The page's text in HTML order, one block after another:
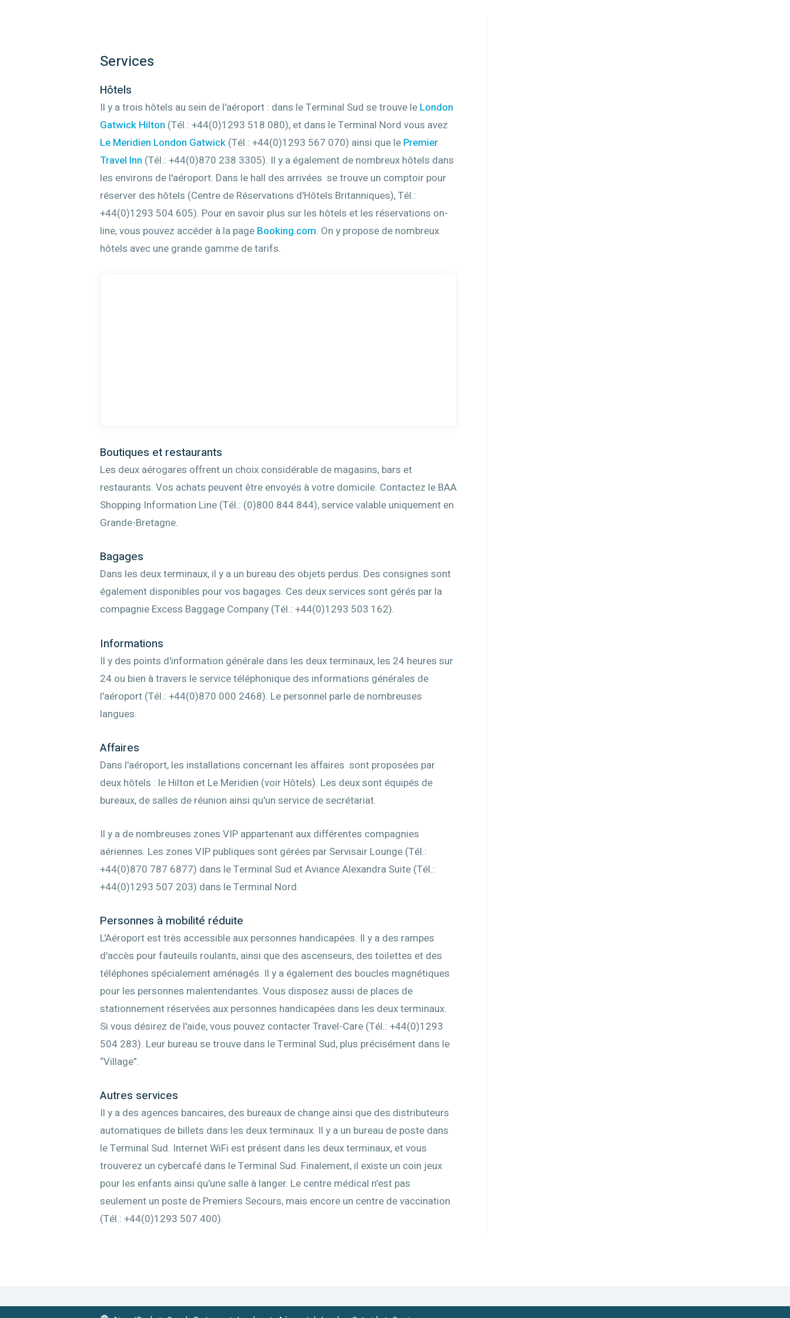
Services
Hôtels
Il y a trois hôtels au sein de l'aéroport : dans le Terminal Sud se trouve le London
Gatwick Hilton (Tél.: +44(0)1293 518 080), et dans le Terminal Nord vous avez
Le Meridien London Gatwick (Tél.: +44(0)1293 567 070) ainsi que le Premier
Travel Inn (Tél.: +44(0)870 238 3305). Il y a également de nombreux hôtels dans
les environs de l'aéroport. Dans le hall des arrivées se trouve un comptoir pour
réserver des hôtels (Centre de Réservations d'Hôtels Britanniques), Tél.:
+44(0)1293 504 605). Pour en savoir plus sur les hôtels et les réservations on-
line, vous pouvez accéder à la page Booking.com. On y propose de nombreux
hôtels avec une grande gamme de tarifs.
Boutiques et restaurants
Les deux aérogares offrent un choix considérable de magasins, bars et
restaurants. Vos achats peuvent être envoyés à votre domicile. Contactez le BAA
Shopping Information Line (Tél.: (0)800 844 844), service valable uniquement en
Grande-Bretagne.
Bagages
Dans les deux terminaux, il y a un bureau des objets perdus. Des consignes sont
également disponibles pour vos bagages. Ces deux services sont gérés par la
compagnie Excess Baggage Company (Tél.: +44(0)1293 503 162).
Informations
Il y des points d'information générale dans les deux terminaux, les 24 heures sur
24 ou bien à travers le service téléphonique des informations générales de
l'aéroport (Tél.: +44(0)870 000 2468). Le personnel parle de nombreuses
langues.
Affaires
Dans l'aéroport, les installations concernant les affaires sont proposées par
deux hôtels : le Hilton et Le Meridien (voir Hôtels). Les deux sont équipés de
bureaux, de salles de réunion ainsi qu'un service de secrétariat.
Il y a de nombreuses zones VIP appartenant aux différentes compagnies
aériennes. Les zones VIP publiques sont gérées par Servisair Lounge (Tél.:
+44(0)870 787 6877) dans le Terminal Sud et Aviance Alexandra Suite (Tél.:
+44(0)1293 507 203) dans le Terminal Nord.
Personnes à mobilité réduite
L'Aéroport est très accessible aux personnes handicapées. Il y a des rampes
d'accès pour fauteuils roulants, ainsi que des ascenseurs, des toilettes et des
téléphones spécialement aménagés. Il y a également des boucles magnétiques
pour les personnes malentendantes. Vous disposez aussi de places de
stationnement réservées aux personnes handicapées dans les deux terminaux.
Si vous désirez de l'aide, vous pouvez contacter Travel-Care (Tél.: +44(0)1293
504 283). Leur bureau se trouve dans le Terminal Sud, plus précisément dans le
“Village”.
Autres services
Il y a des agences bancaires, des bureaux de change ainsi que des distributeurs
automatiques de billets dans les deux terminaux. Il y a un bureau de poste dans
le Terminal Sud. Internet WiFi est présent dans les deux terminaux, et vous
trouverez un cybercafé dans le Terminal Sud. Finalement, il existe un coin jeux
pour les enfants ainsi qu'une salle à langer. Le centre médical n'est pas
seulement un poste de Premiers Secours, mais encore un centre de vaccination
(Tél.: +44(0)1293 507 400).